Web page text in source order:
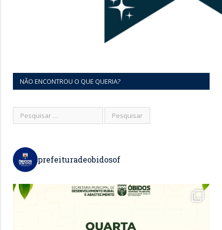
NÃO ENCONTROU O QUE QUERIA?
prefeituradeobidosof